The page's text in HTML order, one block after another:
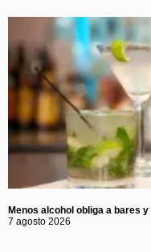
Menos alcohol obliga a bares
7 agosto 2026